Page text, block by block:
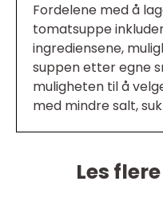
Fordelene med å
tomatsuppe
ingrediensene,
suppen etter egne
muligheten til å
med mindre salt,
Les